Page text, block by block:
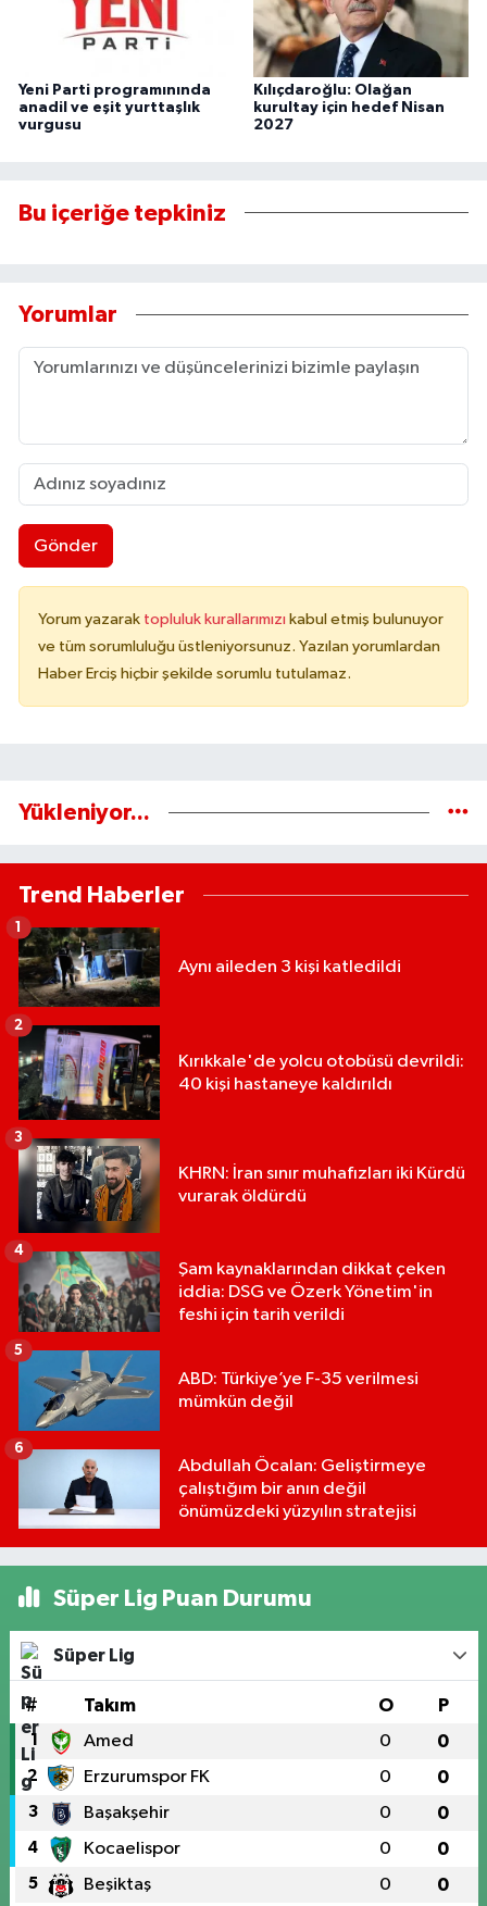
Yeni Parti programınında
anadil ve eşit yurttaşlık
vurgusu
Kılıçdaroğlu: Olağan
kurultay için hedef Nisan
2027
Bu içeriğe tepkiniz
Yorumlar
Gönder
Yorum yazarak topluluk kurallarımızı kabul etmiş bulunuyor
ve tüm sorumluluğu üstleniyorsunuz. Yazılan yorumlardan
Haber Erciş hiçbir şekilde sorumlu tutulamaz.
Yükleniyor...
Trend Haberler
Aynı aileden 3 kişi katledildi
1
Kırıkkale'de yolcu otobüsü devrildi:
40 kişi hastaneye kaldırıldı
2
KHRN: İran sınır muhafızları iki Kürdü
vurarak öldürdü
3
Şam kaynaklarından dikkat çeken
iddia: DSG ve Özerk Yönetim'in
feshi için tarih verildi
4
ABD: Türkiye’ye F-35 verilmesi
mümkün değil
5
Abdullah Öcalan: Geliştirmeye
çalıştığım bir anın değil
önümüzdeki yüzyılın stratejisi
6
Süper Lig Puan Durumu
Süper Lig
# Takım O P
1 Amed 0 0
2 Erzurumspor FK 0 0
3 Başakşehir 0 0
4 Kocaelispor 0 0
5 Beşiktaş 0 0